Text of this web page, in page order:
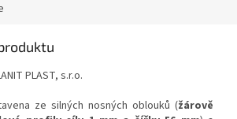
PLAST, s.r.o.
ze silných nosných oblouků (žárově